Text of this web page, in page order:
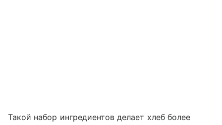
Такой набор ингредиентов делает хлеб более